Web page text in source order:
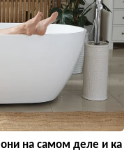
на самом деле и ка